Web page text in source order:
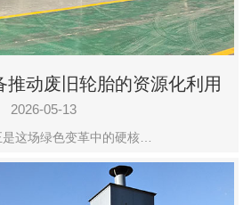
推动废旧轮胎的资源化利用
2026-05-13
这场绿色变革中的硬核…